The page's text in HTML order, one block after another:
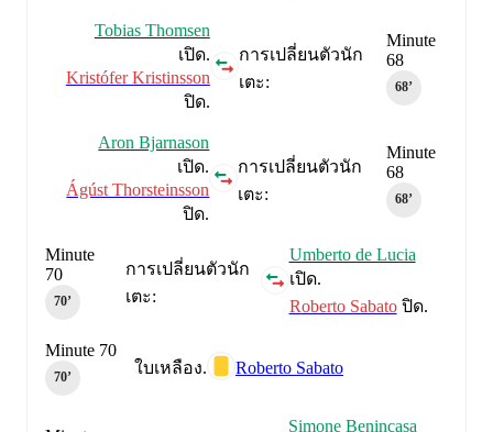
Minute
68
68‎’‎
การเปลี่ยนตัวนัก
เตะ:
Tobias Thomsen
เปิด.
Kristófer Kristinsson
ปิด.
Minute
68
68‎’‎
การเปลี่ยนตัวนัก
เตะ:
Aron Bjarnason
เปิด.
Ágúst Thorsteinsson
ปิด.
การเปลี่ยนตัวนัก
เตะ:
Umberto de Lucia
เปิด.
Roberto Sabatoปิด.
Minute
70
70‎’‎
ใบเหลือง. Roberto Sabato
Minute 70
70‎’‎
Simone Benincasa